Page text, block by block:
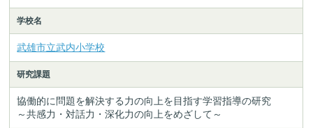
学校名
武雄市立武内小学校
研究課題
協働的に問題を解決する力の向上を目指す学習指導の研究
～共感力・対話力・深化力の向上をめざして～